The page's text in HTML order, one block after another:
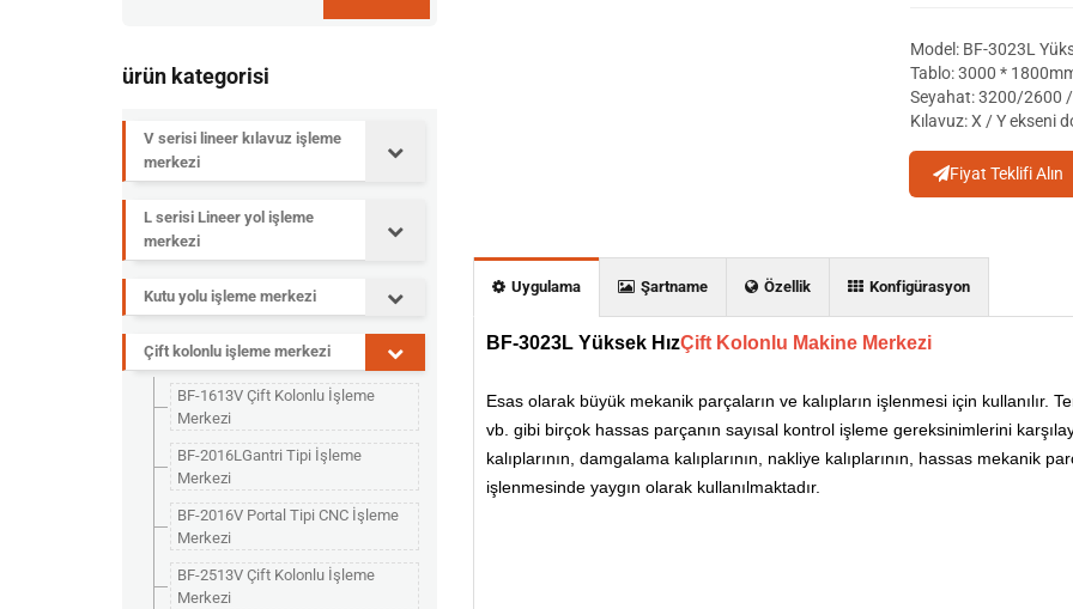
Model: BF-3023L
Tablo: 3000 *
Seyahat: 3200/2600
Kılavuz: X / Y ekseni
Fiyat Teklifi Alın
Uygulama Şartname Özellik Konfigürasyon
BF-3023L Yüksek HızÇift Kolonlu Makine Merkezi
Esas olarak büyük mekanik parçaların ve kalıpların işlenmesi için kullanılır.
vb. gibi birçok hassas parçanın sayısal kontrol işleme gereksinimlerini
kalıplarının, damgalama kalıplarının, nakliye kalıplarının, hassas mekanik
işlenmesinde yaygın olarak kullanılmaktadır.
ürün kategorisi
V serisi lineer kılavuz işleme
merkezi
L serisi Lineer yol işleme
merkezi
Kutu yolu işleme merkezi
Çift kolonlu işleme merkezi
BF-1613V Çift Kolonlu İşleme
Merkezi
BF-2016LGantri Tipi İşleme
Merkezi
BF-2016V Portal Tipi CNC İşleme
Merkezi
BF-2513V Çift Kolonlu İşleme
Merkezi